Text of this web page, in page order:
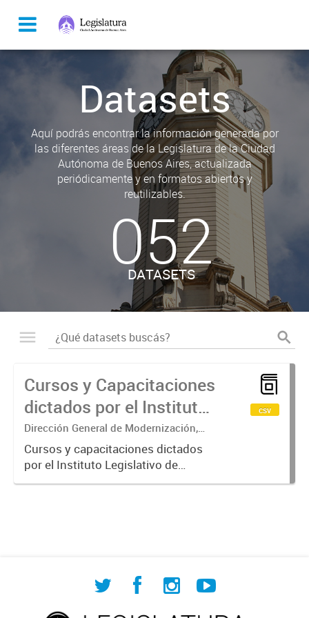
Datasets
Aquí podrás encontrar la información generada por
las diferentes áreas de la Legislatura de la Ciudad
Autónoma de Buenos Aires, actualizada
periódicamente y en formatos abiertos y
reutilizables.
052
DATASETS
Cursos y Capacitaciones
dictados por el Instituto
Legislativo de
Capacitación
Permanente (ILCP)
Dirección General de Modernización,
Sustentabilidad y Fortalecimiento
Institucional
Cursos y capacitaciones dictados
por el Instituto Legislativo de
Capacitación Permanente (ILCP).
csv